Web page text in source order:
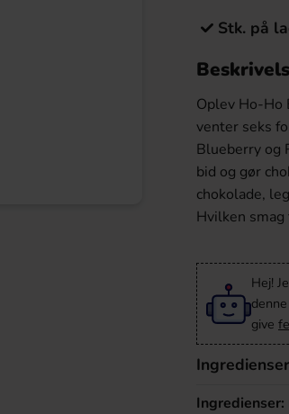
Stk. på
Oplev Ho-Ho
venter seks
Blueberry og
bid og gør
chokolade,
Hvilken smag
Hej!
give
Ingredienser
Ingredienser: